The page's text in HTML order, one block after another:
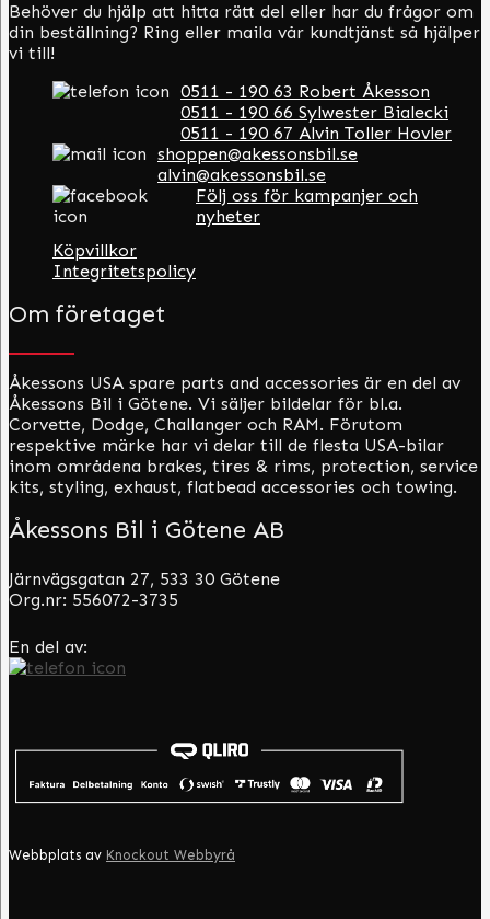
Behöver du hjälp att hitta rätt del eller har du frågor om
din beställning? Ring eller maila vår kundtjänst så hjälper
vi till!
0511 - 190 63 Robert Åkesson
0511 - 190 66 Sylwester Bialecki
0511 - 190 67 Alvin Toller Hovler
shoppen@akessonsbil.se
alvin@akessonsbil.se
Följ oss för kampanjer och
nyheter
Köpvillkor
Integritetspolicy
Om företaget
Åkessons USA spare parts and accessories är en del av
Åkessons Bil i Götene. Vi säljer bildelar för bl.a.
Corvette, Dodge, Challanger och RAM. Förutom
respektive märke har vi delar till de flesta USA-bilar
inom områdena brakes, tires & rims, protection, service
kits, styling, exhaust, flatbead accessories och towing.
Åkessons Bil i Götene AB
Järnvägsgatan 27, 533 30 Götene
Org.nr: 556072-3735
En del av:
Webbplats av Knockout Webbyrå